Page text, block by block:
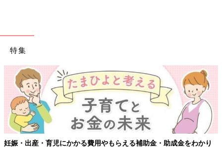
特集
【ワクチン接種できるものも】妊婦の感染症対策、知っておいて！